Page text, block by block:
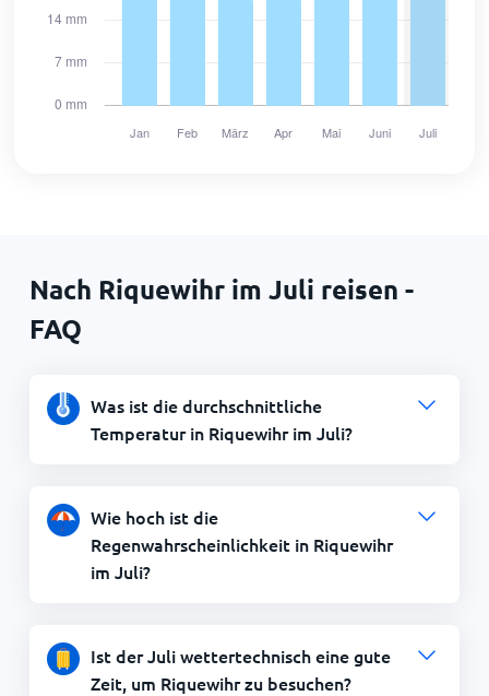
Nach Riquewihr im Juli reisen -
FAQ
Was ist die durchschnittliche
Temperatur in Riquewihr im Juli?
Wie hoch ist die
Regenwahrscheinlichkeit in Riquewihr
im Juli?
Ist der Juli wettertechnisch eine gute
Zeit, um Riquewihr zu besuchen?